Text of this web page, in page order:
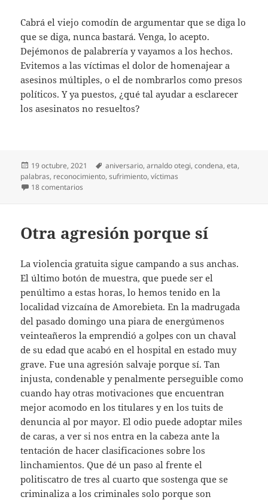
Cabrá el viejo comodín de argumentar que se diga lo
que se diga, nunca bastará. Venga, lo acepto.
Dejémonos de palabrería y vayamos a los hechos.
Evitemos a las víctimas el dolor de homenajear a
asesinos múltiples, o el de nombrarlos como presos
políticos. Y ya puestos, ¿qué tal ayudar a esclarecer
los asesinatos no resueltos?
Publicado
el
19 octubre, 2021 Etiquetas
aniversario,arnaldo otegi,condena,eta,
palabras, reconocimiento,sufrimiento,víctimas
18 comentarios
Otra agresión porque sí
La violencia gratuita sigue campando a sus anchas.
El último botón de muestra, que puede ser el
penúltimo a estas horas, lo hemos tenido en la
localidad vizcaína de Amorebieta. En la madrugada
del pasado domingo una piara de energúmenos
veinteañeros la emprendió a golpes con un chaval
de su edad que acabó en el hospital en estado muy
grave. Fue una agresión salvaje porque sí. Tan
injusta, condenable y penalmente perseguible como
cuando hay otras motivaciones que encuentran
mejor acomodo en los titulares y en los tuits de
denuncia al por mayor. El odio puede adoptar miles
de caras, a ver si nos entra en la cabeza ante la
tentación de hacer clasificaciones sobre los
linchamientos. Que dé un paso al frente el
politiscatro de tres al cuarto que sostenga que se
criminaliza a los criminales solo porque son